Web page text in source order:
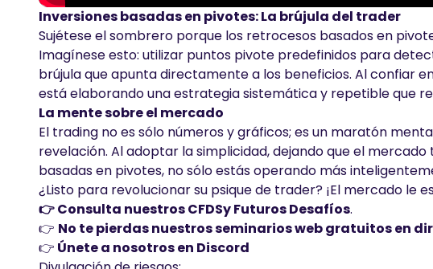
Inversiones basadas en pivotes: La brújula del trader
Sujétese el sombrero porque los retrocesos basados en
Imagínese esto: utilizar puntos pivote predefinidos para
brújula que apunta directamente a los beneficios. Al confiar
está elaborando una estrategia sistemática y repetible que
La mente sobre el mercado
El trading no es sólo números y gráficos; es un maratón
revelación. Al adoptar la simplicidad, dejando que el
basadas en pivotes, no sólo estás operando más
¿Listo para revolucionar su psique de trader? ¡El mercado le
👉 Consulta nuestrosCFDSyFuturosDesafíos.
👉 No te pierdas nuestros seminarios web gratuitos en
👉 Únete a nosotros en Discord